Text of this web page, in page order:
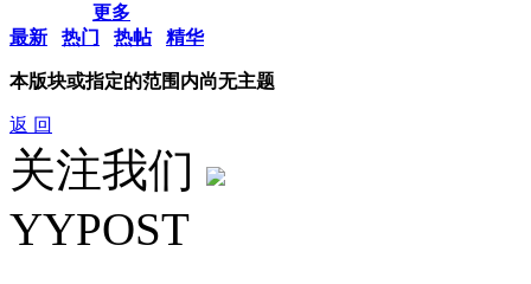
更多
最新
热门 热帖 精华
本版块或指定的范围内尚无主题
返 回
关注我们
YYPOST